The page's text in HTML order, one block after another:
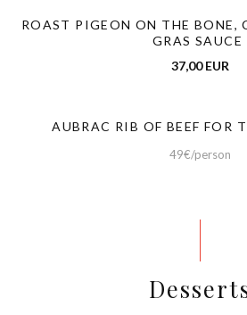
ROAST PIGEON ON THE BONE,
GRAS SAUCE
37,00 EUR
AUBRAC RIB OF BEEF FOR
49€/person